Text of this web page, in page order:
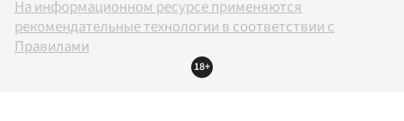
На информационном ресурсе применяются
рекомендательные технологии в соответствии с
Правилами
18+